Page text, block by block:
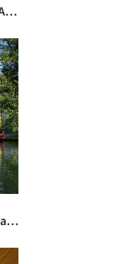
Casa Ponta Fina - Aiuruoca / Gil Mello Arquitetura
A Ponte de Pedestres sobre o Rio Rinža / dans arhitekti